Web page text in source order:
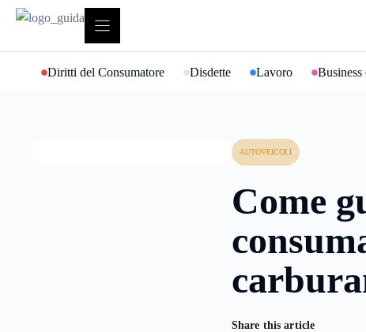
contenuto
Diritti del Consumatore Disdette Lavoro
AUTOVEICOLI
Come
Share this article